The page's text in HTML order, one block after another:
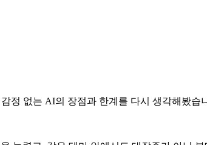
정 없는 AI의 장점과 한계를 다시 생각해봤습